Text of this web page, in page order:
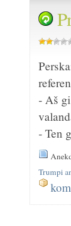
- Aš
- Ten
Trumpi